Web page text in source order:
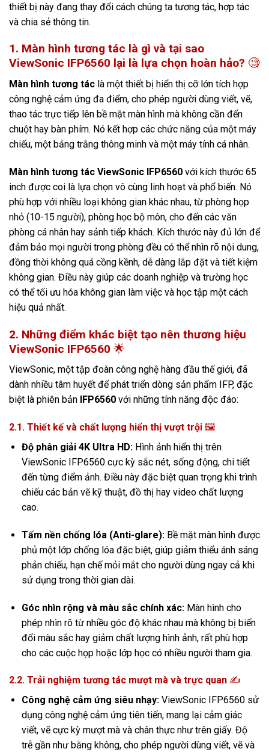
thiết bị này đang thay đổi cách chúng ta tương tác, hợp tác
và chia sẻ thông tin.
1. Màn hình tương tác là gì và tại sao
ViewSonic IFP6560 lại là lựa chọn hoàn hảo? 🧐
Màn hình tương tác là một thiết bị hiển thị cỡ lớn tích hợp
công nghệ cảm ứng đa điểm, cho phép người dùng viết, vẽ,
thao tác trực tiếp lên bề mặt màn hình mà không cần đến
chuột hay bàn phím. Nó kết hợp các chức năng của một máy
chiếu, một bảng trắng thông minh và một máy tính cá nhân.
Màn hình tương tác ViewSonic IFP6560 với kích thước 65
inch được coi là lựa chọn vô cùng linh hoạt và phổ biến. Nó
phù hợp với nhiều loại không gian khác nhau, từ phòng họp
nhỏ (10-15 người), phòng học bộ môn, cho đến các văn
phòng cá nhân hay sảnh tiếp khách. Kích thước này đủ lớn để
đảm bảo mọi người trong phòng đều có thể nhìn rõ nội dung,
đồng thời không quá cồng kềnh, dễ dàng lắp đặt và tiết kiệm
không gian. Điều này giúp các doanh nghiệp và trường học
có thể tối ưu hóa không gian làm việc và học tập một cách
hiệu quả nhất.
2. Những điểm khác biệt tạo nên thương hiệu
ViewSonic IFP6560 🌟
ViewSonic, một tập đoàn công nghệ hàng đầu thế giới, đã
dành nhiều tâm huyết để phát triển dòng sản phẩm IFP, đặc
biệt là phiên bản IFP6560 với những tính năng độc đáo:
2.1. Thiết kế và chất lượng hiển thị vượt trội 🖼️
Độ phân giải 4K Ultra HD:Hình ảnh hiển thị trên
ViewSonic IFP6560 cực kỳ sắc nét,sống động,chi tiết
đến từng điểm ảnh. Điều này đặc biệt quan trọng khi trình
chiếu các bản vẽ kỹ thuật,đồ thị hay video chất lượng
cao.
Tấm nền chống lóa (Anti-glare):Bề mặt màn hình được
phủ một lớp chống lóa đặc biệt,giúp giảm thiểu ánh sáng
phản chiếu,hạn chế mỏi mắt cho người dùng ngay cả khi
sử dụng trong thời gian dài.
Góc nhìn rộng và màu sắc chính xác:Màn hình cho
phép nhìn rõ từ nhiều góc độ khác nhau mà không bị biến
đổi màu sắc hay giảm chất lượng hình ảnh,rất phù hợp
cho các cuộc họp hoặc lớp học có nhiều người tham gia.
2.2. Trải nghiệm tương tác mượt mà và trực quan ✍️
Công nghệ cảm ứng siêu nhạy:ViewSonic IFP6560 sử
dụng công nghệ cảm ứng tiên tiến,mang lại cảm giác
viết,vẽ cực kỳ mượt mà và chân thực như trên giấy. Độ
trễ gần như bằng không,cho phép người dùng viết,vẽ và